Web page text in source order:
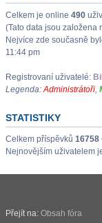
Celkem je online 490
(Tato data jsou založena
Nejvíce zde současně
11:44 pm
Registrovaní uživatelé:
Legenda:Administrátoři,
STATISTIKY
Celkem příspěvků 16758
Nejnovějším uživatelem
Přejít na: Obsah fóra